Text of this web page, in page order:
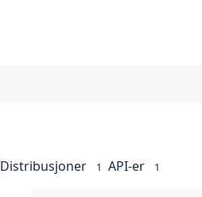
Distribusjoner 1 API-er 1